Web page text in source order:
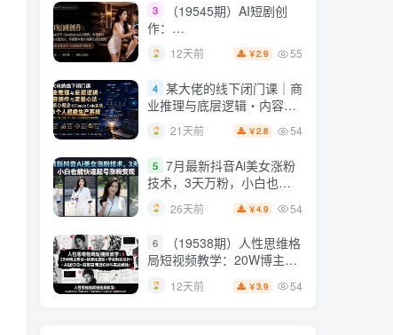
3
（19545期）AI短剧创
作：
ChatGPT+Seedance2.0教
程，从零制作恶毒女配短
全流程
12天前 ￥2.9 55
4 某大佬的线下闭门课｜商
业推理与底层逻辑・内容创
作与流量心法・AI核心概念
与Claude Code实战，打造
个人超级生产系统【录音
+图片】
21天前 ￥2.8 54
5 7月最新抖音Ai美女涨粉
技术，3天万粉，小白也能
快速起号涨粉变现
26天前 ￥4.9 54
6
（19538期）人性思维格
局短视频教学：20W博主亲
授×标准化流程×字幕封面设
计×AI提示词×橱窗带货6W
12天前 ￥3.9 54